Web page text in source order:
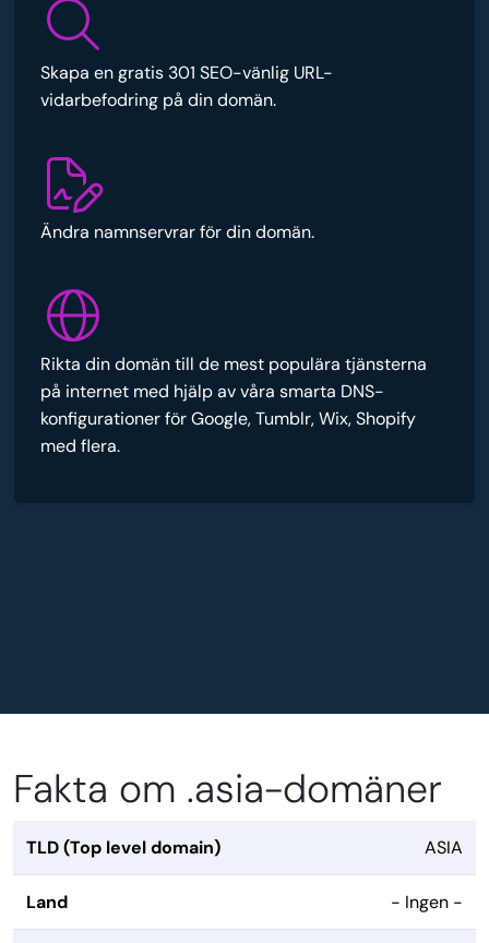
Skapa en gratis 301 SEO-vänlig URL-
vidarbefodring på din domän.
Ändra namnservrar för din domän.
Rikta din domän till de mest populära tjänsterna
på internet med hjälp av våra smarta DNS-
konfigurationer för Google, Tumblr, Wix, Shopify
med flera.
Fakta om .asia-domäner
TLD (Top level domain) ASIA
Land - Ingen -